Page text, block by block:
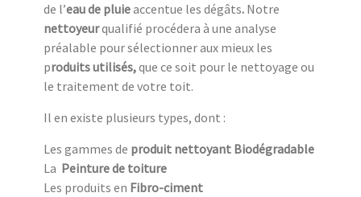
de l’eau de pluieaccentue les dégâts. Notre
nettoyeurqualifié procédera à une analyse
préalable pour sélectionner aux mieux les
produits utilisés,que ce soit pour le nettoyage ou
le traitement de votre toit.
Il en existe plusieurs types, dont :
Les gammes de produit nettoyant Biodégradable
La Peinture de toiture
Les produits en Fibro-ciment